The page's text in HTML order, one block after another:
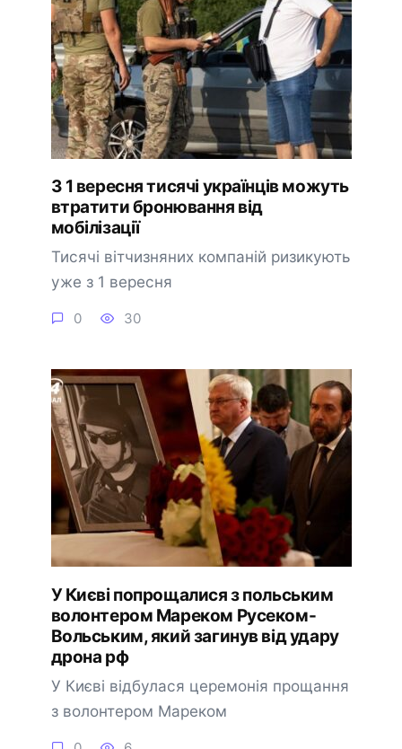
З 1 вересня тисячі українців можуть
втратити бронювання від
мобілізації
Тисячі вітчизняних компаній ризикують
уже з 1 вересня
0 30
У Києві попрощалися з польським
волонтером Мареком Русеком-
Вольським, який загинув від удару
дрона рф
У Києві відбулася церемонія прощання
з волонтером Мареком